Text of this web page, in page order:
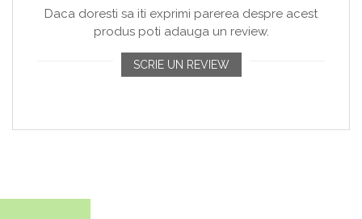
Daca doresti sa iti exprimi parerea despre acest
produs poti adauga un review.
SCRIE UN REVIEW